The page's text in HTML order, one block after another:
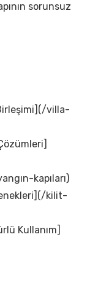
sorunsuz
villa-
kapıları)
kilit-
Kullanım]